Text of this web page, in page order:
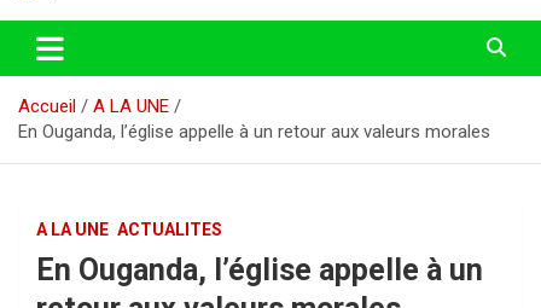
Accueil
A LA UNE
En Ouganda, l’église appelle à un retour aux valeurs morales
A LA UNE ACTUALITES
En Ouganda, l’église appelle à un